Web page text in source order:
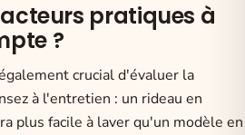
pratiques à
?
crucial d'évaluer la
à l'entretien : un rideau en
plus facile à laver qu'un modèle en